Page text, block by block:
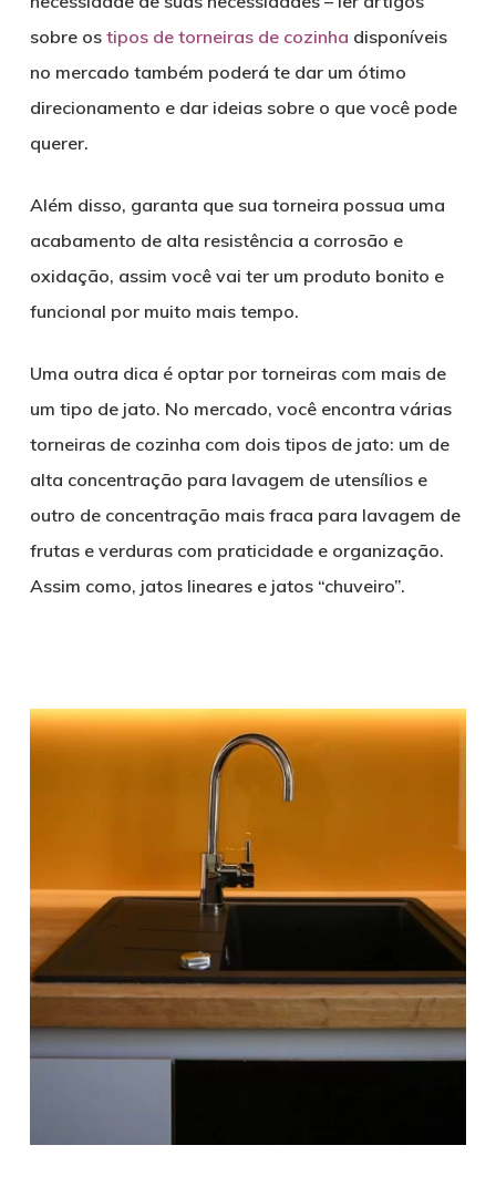
sobre os tipos de torneiras de cozinha disponíveis
no mercado também poderá te dar um ótimo
direcionamento e dar ideias sobre o que você pode
querer.
Além disso, garanta que sua torneira possua uma
acabamento de alta resistência a corrosão e
oxidação, assim você vai ter um produto bonito e
funcional por muito mais tempo.
Uma outra dica é optar por torneiras com mais de
um tipo de jato. No mercado, você encontra várias
torneiras de cozinha com dois tipos de jato: um de
alta concentração para lavagem de utensílios e
outro de concentração mais fraca para lavagem de
frutas e verduras com praticidade e organização.
Assim como, jatos lineares e jatos “chuveiro”.